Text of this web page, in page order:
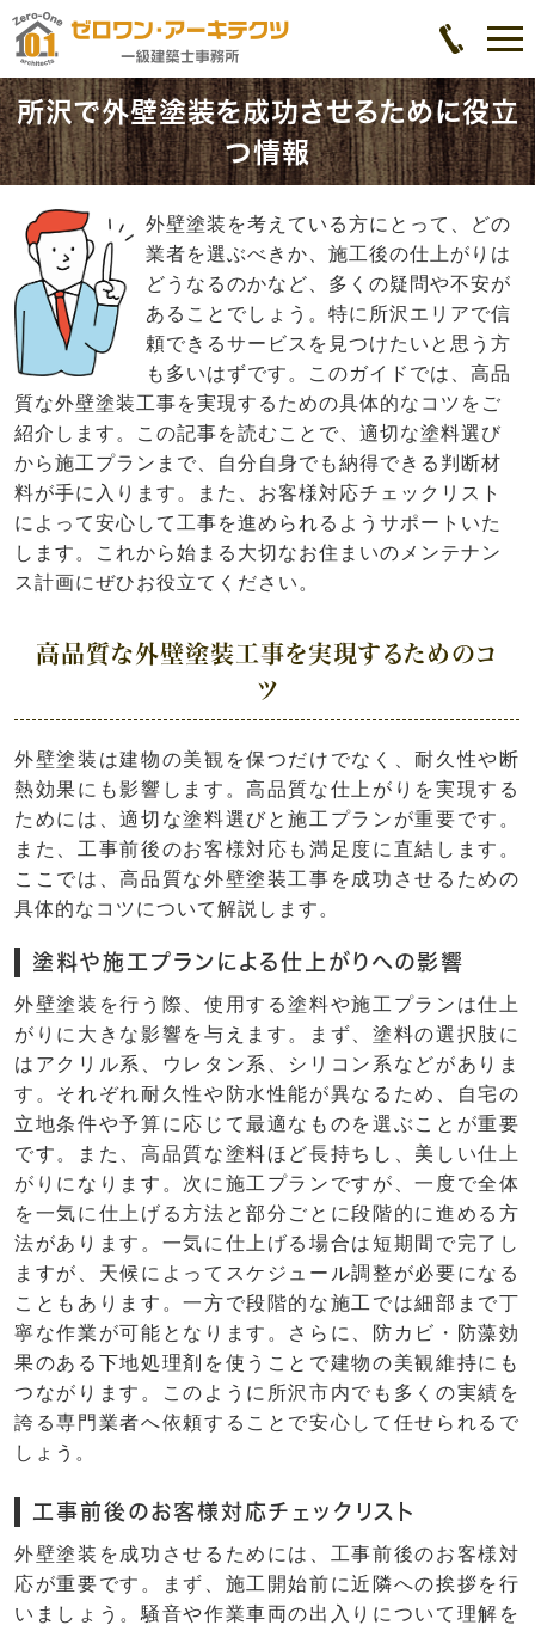
所沢で外壁塗装を成功させるために役立
つ情報
外壁塗装を考えている方にとって、どの
業者を選ぶべきか、施工後の仕上がりは
どうなるのかなど、多くの疑問や不安が
あることでしょう。特に所沢エリアで信
頼できるサービスを見つけたいと思う方
も多いはずです。このガイドでは、高品
質な外壁塗装工事を実現するための具体的なコツをご
紹介します。この記事を読むことで、適切な塗料選び
から施工プランまで、自分自身でも納得できる判断材
料が手に入ります。また、お客様対応チェックリスト
によって安心して工事を進められるようサポートいた
します。これから始まる大切なお住まいのメンテナン
ス計画にぜひお役立てください。
高品質な外壁塗装工事を実現するためのコ
ツ
外壁塗装は建物の美観を保つだけでなく、耐久性や断
熱効果にも影響します。高品質な仕上がりを実現する
ためには、適切な塗料選びと施工プランが重要です。
また、工事前後のお客様対応も満足度に直結します。
ここでは、高品質な外壁塗装工事を成功させるための
具体的なコツについて解説します。
塗料や施工プランによる仕上がりへの影響
外壁塗装を行う際、使用する塗料や施工プランは仕上
がりに大きな影響を与えます。まず、塗料の選択肢に
はアクリル系、ウレタン系、シリコン系などがありま
す。それぞれ耐久性や防水性能が異なるため、自宅の
立地条件や予算に応じて最適なものを選ぶことが重要
です。また、高品質な塗料ほど長持ちし、美しい仕上
がりになります。次に施工プランですが、一度で全体
を一気に仕上げる方法と部分ごとに段階的に進める方
法があります。一気に仕上げる場合は短期間で完了し
ますが、天候によってスケジュール調整が必要になる
こともあります。一方で段階的な施工では細部まで丁
寧な作業が可能となります。さらに、防カビ・防藻効
果のある下地処理剤を使うことで建物の美観維持にも
つながります。このように所沢市内でも多くの実績を
誇る専門業者へ依頼することで安心して任せられるで
しょう。
工事前後のお客様対応チェックリスト
外壁塗装を成功させるためには、工事前後のお客様対
応が重要です。まず、施工開始前に近隣への挨拶を行
いましょう。騒音や作業車両の出入りについて理解を